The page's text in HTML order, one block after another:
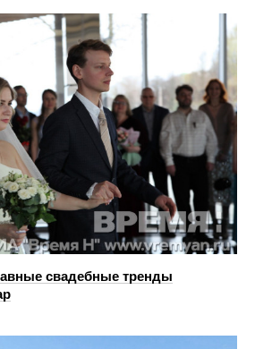
свадебные тренды